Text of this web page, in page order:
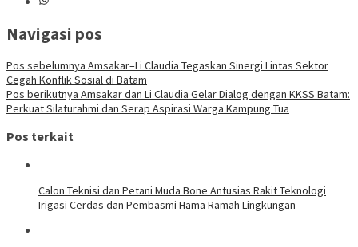
Navigasi pos
Pos sebelumnya Amsakar–Li Claudia Tegaskan Sinergi Lintas Sektor
Cegah Konflik Sosial di Batam
Pos berikutnya Amsakar dan Li Claudia Gelar Dialog dengan KKSS Batam:
Perkuat Silaturahmi dan Serap Aspirasi Warga Kampung Tua
Pos terkait
Calon Teknisi dan Petani Muda Bone Antusias Rakit Teknologi
Irigasi Cerdas dan Pembasmi Hama Ramah Lingkungan